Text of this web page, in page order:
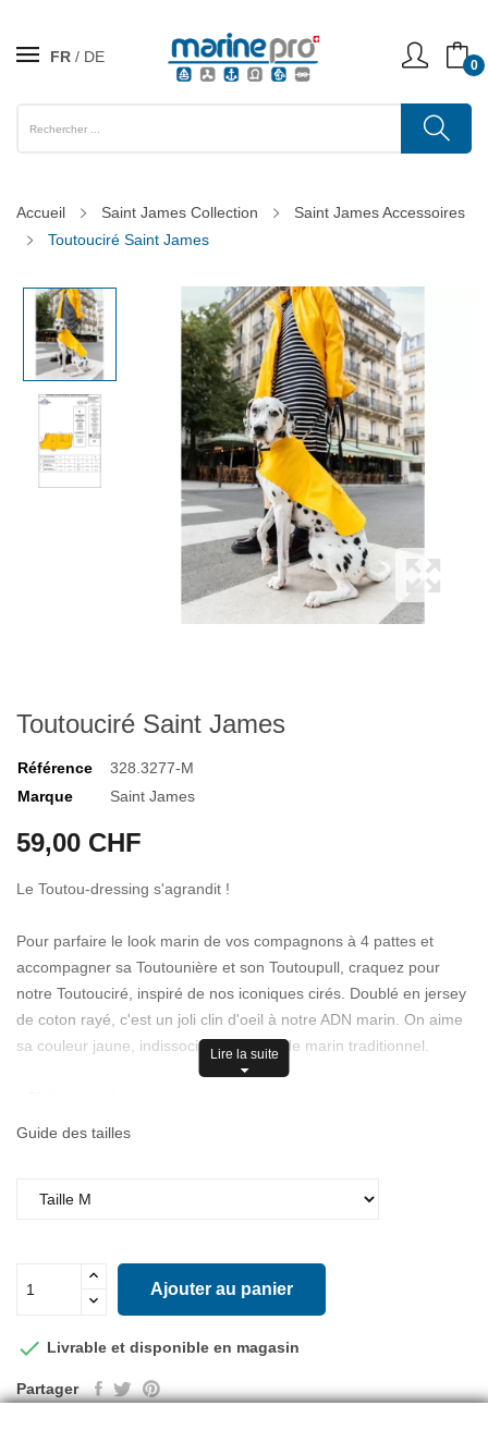
FR DE 0
Accueil Saint James Collection
Saint James Accessoires
Toutouciré Saint James
Toutouciré Saint James
Référence
328.3277-M
Marque
Saint James
59,00 CHF
Le Toutou-dressing s'agrandit !
Pour parfaire le look marin de vos compagnons à 4 pattes et
accompagner sa Toutounière et son Toutoupull, craquez pour
notre Toutouciré, inspiré de nos iconiques cirés. Doublé en jersey
de coton rayé, c'est un joli clin d'oeil à notre ADN marin. On aime
sa couleur jaune, indissociable du ciré de marin traditionnel.
- Poche plaquée à plat fermée par des boutons-pression
- Petit collier
- Étiquette SAINT JAMES en caoutchouc au milieu du rabat
- PU Doublure (100%)
- Coton (100%)
Lire la suite
Guide des tailles
Ajouter au panier
 Livrable et disponible en magasin
Partager